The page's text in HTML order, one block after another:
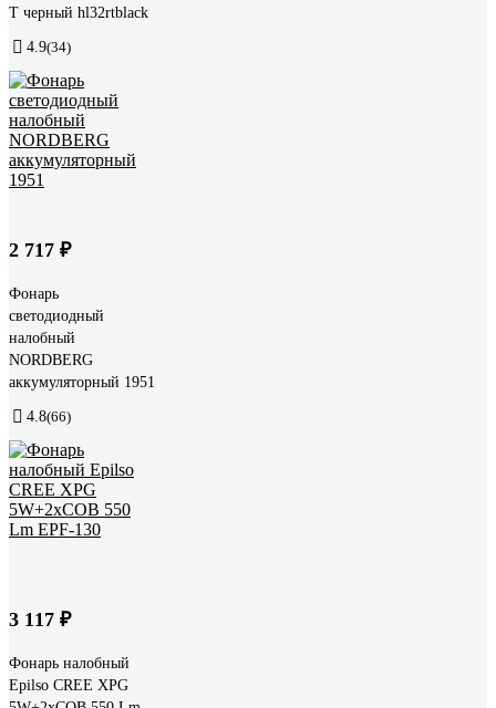
T черный hl32rtblack
4.9(34)
2 717 ₽
Фонарь
светодиодный
налобный
NORDBERG
аккумуляторный 1951
4.8(66)
3 117 ₽
Фонарь налобный
Epilso CREE XPG